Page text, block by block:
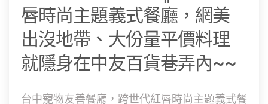
唇時尚主題義式餐廳，網美
出沒地帶、大份量平價料理
就隱身在中友百貨巷弄內~~
台中寵物友善餐廳，跨世代紅唇時尚主題義式餐